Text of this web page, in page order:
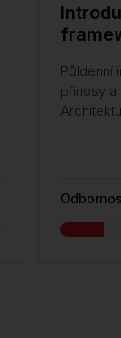
Půldenní
přínosy a